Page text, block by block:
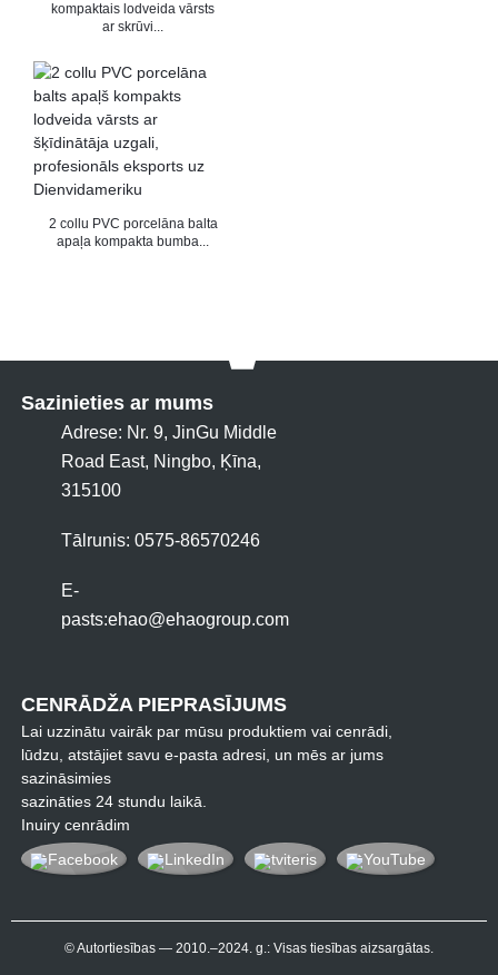
kompaktais lodveida vārsts
ar skrūvi...
2 collu PVC porcelāna balta
apaļa kompakta bumba...
Sazinieties ar mums
Adrese: Nr. 9, JinGu Middle
Road East, Ningbo, Ķīna,
315100
Tālrunis: 0575-86570246
E-
pasts:ehao@ehaogroup.com
CENRĀDŽA PIEPRASĪJUMS
Lai uzzinātu vairāk par mūsu produktiem vai cenrādi,
lūdzu, atstājiet savu e-pasta adresi, un mēs ar jums
sazināsimies
sazināties 24 stundu laikā.
Inuiry cenrādim
© Autortiesības — 2010.–2024. g.: Visas tiesības aizsargātas.